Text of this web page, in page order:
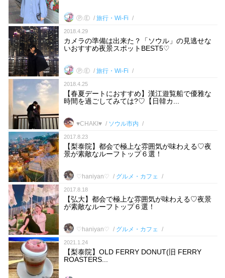
Ⓟ.Ⓔ 旅行・Wi-Fi
2018.4.29
カメラの準備は出来た？「ソウル」の見逃せな
いおすすめ夜景スポットBEST5♡
Ⓟ.Ⓔ 旅行・Wi-Fi
2018.4.25
【春夏デートにおすすめ】漢江遊覧船で優雅な
時間を過ごしてみては?♡【日韓カ...
♥︎CHAKI♥︎ ソウル市内
2017.8.23
【梨泰院】都会で極上な雰囲気が味わえる♡夜
景が素敵なルーフトップ６選！
♡haniyan♡ グルメ・カフェ
2017.8.18
【弘大】都会で極上な雰囲気が味わえる♡夜景
が素敵なルーフトップ６選！
♡haniyan♡ グルメ・カフェ
2021.1.24
【梨泰院】OLD FERRY DONUT(旧 FERRY
ROASTERS...